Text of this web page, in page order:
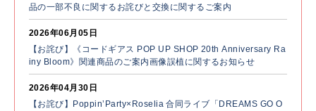
品の一部不良に関するお詫びと交換に関するご案内
2026年06月05日
【お詫び】《コードギアス POP UP SHOP 20th Anniversary Ra
iny Bloom》関連商品のご案内画像誤植に関するお知らせ
2026年04月30日
【お詫び】Poppin’Party×Roselia 合同ライブ「DREAMS GO O